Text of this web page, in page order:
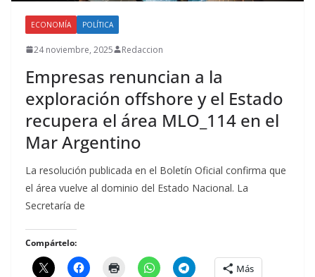
ECONOMÍA POLÍTICA
24 noviembre, 2025 Redaccion
Empresas renuncian a la
exploración offshore y el Estado
recupera el área MLO_114 en el
Mar Argentino
La resolución publicada en el Boletín Oficial confirma que
el área vuelve al dominio del Estado Nacional. La
Secretaría de
Compártelo:
Más